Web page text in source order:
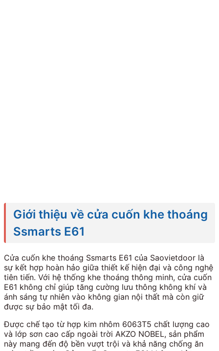
Giới thiệu về cửa cuốn khe thoáng
Ssmarts E61
Cửa cuốn khe thoáng Ssmarts E61 của Saovietdoor là
sự kết hợp hoàn hảo giữa thiết kế hiện đại và công nghệ
tiên tiến. Với hệ thống khe thoáng thông minh, cửa cuốn
E61 không chỉ giúp tăng cường lưu thông không khí và
ánh sáng tự nhiên vào không gian nội thất mà còn giữ
được sự bảo mật tối đa.
Được chế tạo từ hợp kim nhôm 6063T5 chất lượng cao
và lớp sơn cao cấp ngoài trời AKZO NOBEL, sản phẩm
này mang đến độ bền vượt trội và khả năng chống ăn